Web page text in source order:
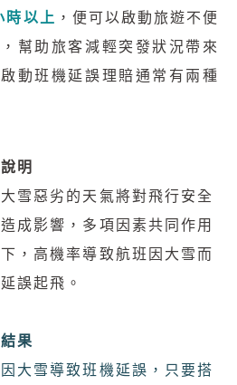
時以上 ，便可以啟動旅遊不便
幫助旅客減輕突發狀況帶來
動班機延誤理賠通常有兩種
說明
大雪惡劣的天氣將對飛行安全
造成影響，多項因素共同作用
下，高機率導致航班因大雪而
延誤起飛。
結果
因大雪導致班機延誤，只要搭